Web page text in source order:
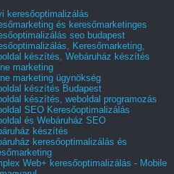
keresőoptimalizálás
és keresőmarketinges
seo budapest
Keresőmarketing,
készítés, Webáruház készítés
marketing
marketing ügynökség
készítés Budapest
készítés, weboldal programozás
SEO Keresőoptimalizálás
és Webáruház SEO
készítés
keresőoptimalizálás és
Web+ keresőoptimalizálás - Mobile